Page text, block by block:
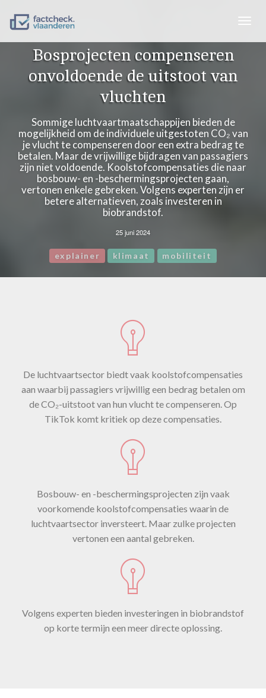
Bosprojecten compenseren
onvoldoende de uitstoot van
vluchten
Sommige luchtvaartmaatschappijen bieden de
mogelijkheid om de individuele uitgestoten CO₂ van
je vlucht te compenseren door een extra bedrag te
betalen. Maar de vrijwillige bijdragen van passagiers
zijn niet voldoende. Koolstofcompensaties die naar
bosbouw- en -beschermingsprojecten gaan,
vertonen enkele gebreken. Volgens experten zijn er
betere alternatieven, zoals investeren in
biobrandstof.
25 juni 2024
explainer klimaat mobiliteit
De luchtvaartsector biedt vaak koolstofcompensaties
aan waarbij passagiers vrijwillig een bedrag betalen om
de CO₂-uitstoot van hun vlucht te compenseren. Op
TikTok komt kritiek op deze compensaties.
Bosbouw- en -beschermingsprojecten zijn vaak
voorkomende koolstofcompensaties waarin de
luchtvaartsector inversteert. Maar zulke projecten
vertonen een aantal gebreken.
Volgens experten bieden investeringen in biobrandstof
op korte termijn een meer directe oplossing.